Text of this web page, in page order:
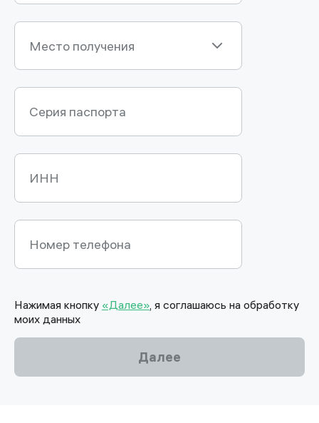
Место получения
Серия паспорта
ИНН
Номер телефона
Нажимая кнопку «Далее», я соглашаюсь на обработку
моих данных
Далее